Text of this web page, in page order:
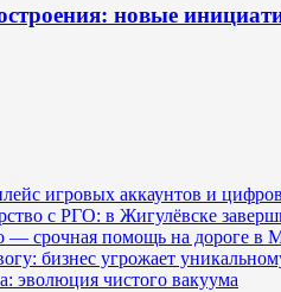
новые
игровых аккаунтов и
с РГО: в Жигулёвске
срочная помощь на дороге в
бизнес угрожает
эволюция чистого вакуума